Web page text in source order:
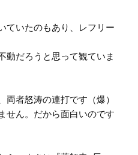
ていたのもあり、レフリー
動だろうと思って観ていま
者怒涛の連打です（爆）
せん。だから面白いのです